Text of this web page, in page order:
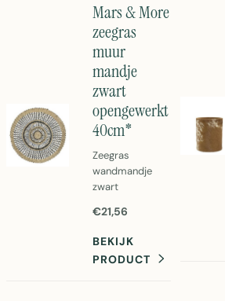
Mars & More
zeegras
muur
mandje
zwart
opengewerkt
40cm*
Zeegras
wandmandje
zwart
40cm van Mars
muur
opbergmandje in
€21,56
BEKIJK
PRODUCT